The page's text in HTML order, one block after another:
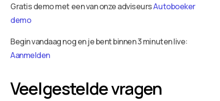
Gratis demo met een van onze adviseursAutoboeker
demo
Begin vandaag nog en je bent binnen 3 minuten live:
Aanmelden
Veelgestelde vragen